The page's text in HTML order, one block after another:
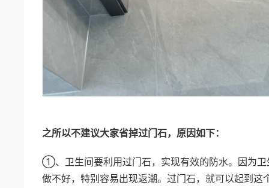
之所以不建议大家省掉过门石，原因如下：
①、卫生间要利用过门石，实现有效的防水。因为卫
做不好，特别容易出现返潮。过门石，就可以起到这